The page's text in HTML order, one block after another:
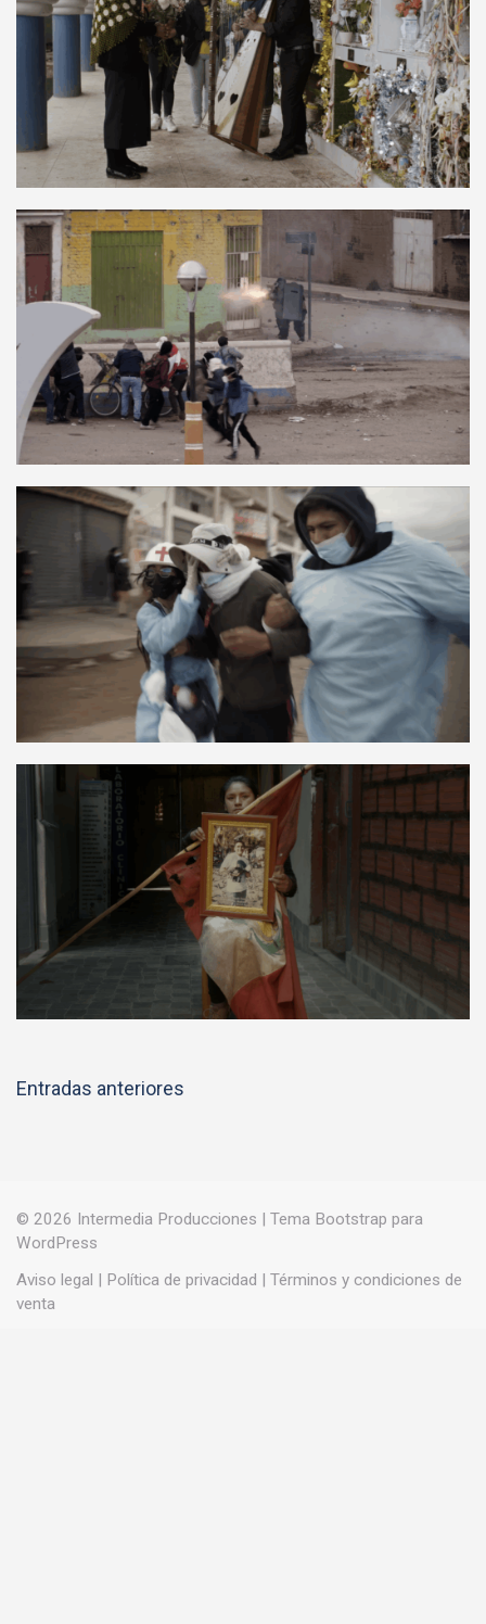
Navegación
Entradas anteriores
© 2026 Intermedia Producciones | Tema Bootstrap para
WordPress
Aviso legal | Política de privacidad | Términos y condiciones de
venta